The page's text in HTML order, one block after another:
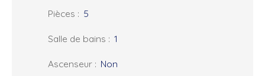
Pièces : 5
Salle de bains : 1
Ascenseur : Non